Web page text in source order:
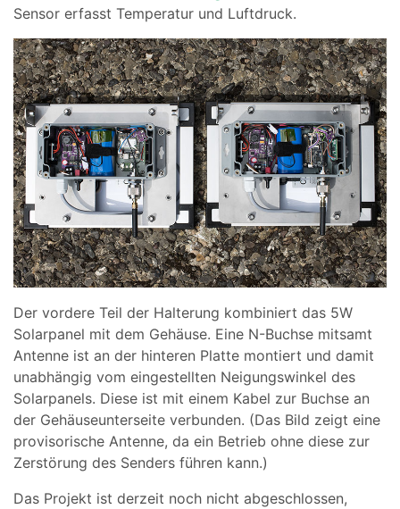
Sensor erfasst Temperatur und Luftdruck.
Der vordere Teil der Halterung kombiniert das 5W
Solarpanel mit dem Gehäuse. Eine N-Buchse mitsamt
Antenne ist an der hinteren Platte montiert und damit
unabhängig vom eingestellten Neigungswinkel des
Solarpanels. Diese ist mit einem Kabel zur Buchse an
der Gehäuseunterseite verbunden. (Das Bild zeigt eine
provisorische Antenne, da ein Betrieb ohne diese zur
Zerstörung des Senders führen kann.)
Das Projekt ist derzeit noch nicht abgeschlossen,